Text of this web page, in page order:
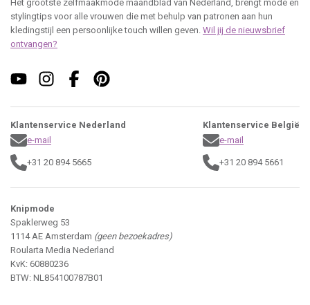
Het grootste zelfmaakmode maandblad van Nederland, brengt mode en
stylingtips voor alle vrouwen die met behulp van patronen aan hun
kledingstijl een persoonlijke touch willen geven. Wil jij de nieuwsbrief
ontvangen?
Klantenservice Nederland
e-mail
+31 20 894 5665
Klantenservice België
e-mail
+31 20 894 5661
Knipmode
Spaklerweg 53
1114 AE Amsterdam (geen bezoekadres)
Roularta Media Nederland
KvK: 60880236
BTW: NL854100787B01